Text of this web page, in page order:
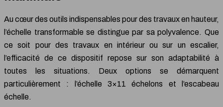
Au cœur des outils indispensables pour des travaux en hauteur,
l’échelle transformable se distingue par sa polyvalence. Que
ce soit pour des travaux en intérieur ou sur un escalier,
l’efficacité de ce dispositif repose sur son adaptabilité à
toutes les situations. Deux options se démarquent
particulièrement : l’échelle 3×11 échelons et l’escabeau
échelle.